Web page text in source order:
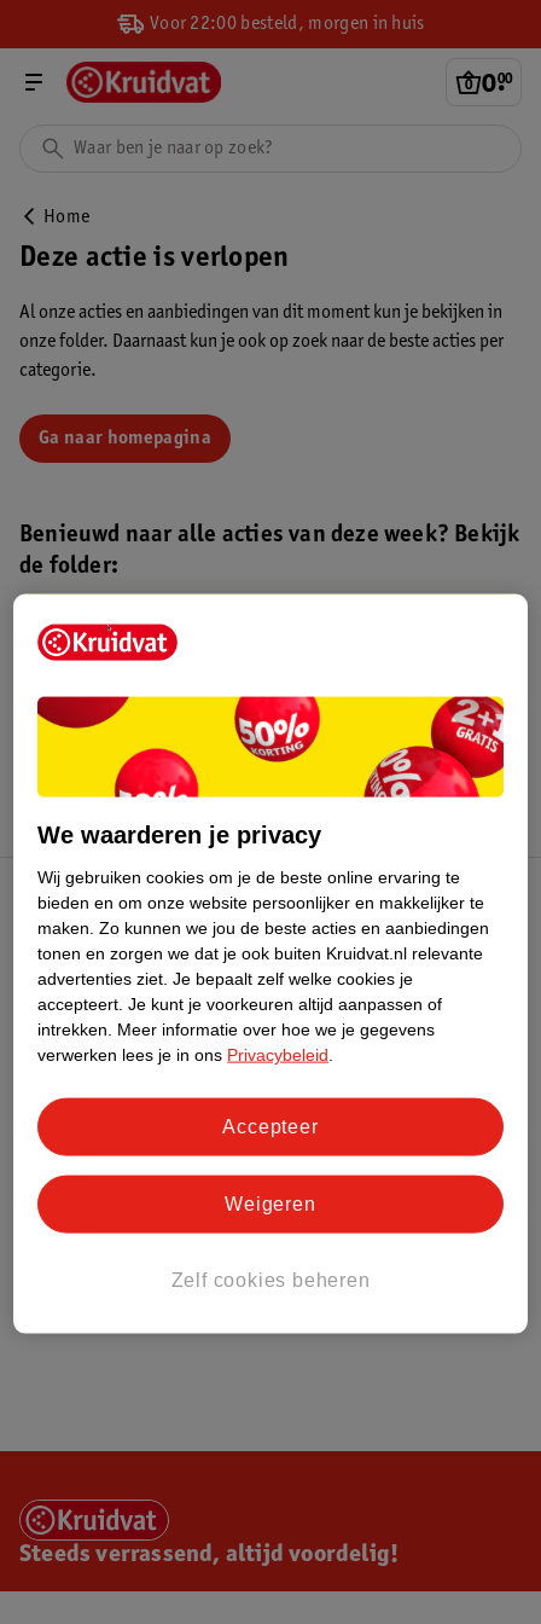
Voor 22:00 besteld, morgen in huis
0.
00
Home
Deze actie is verlopen
Al onze acties en aanbiedingen van dit moment kun je bekijken in
onze folder. Daarnaast kun je ook op zoek naar de beste acties per
categorie.
Ga naar homepagina
Benieuwd naar alle acties van deze week? Bekijk
de folder:
Kruidvat folder
augustus 2026.
Kruidvat Club
Klantenservice
Over Kruidvat
Steeds verrassend, altijd voordelig!
We waarderen je privacy
Wij gebruiken cookies om je de beste online ervaring te
bieden en om onze website persoonlijker en makkelijker te
maken. Zo kunnen we jou de beste acties en aanbiedingen
tonen en zorgen we dat je ook buiten Kruidvat.nl relevante
advertenties ziet. Je bepaalt zelf welke cookies je
accepteert. Je kunt je voorkeuren altijd aanpassen of
intrekken.
Meer informatie over hoe we je gegevens
verwerken lees je in ons Privacybeleid
Zelf cookies beheren
Weigeren
Accepteer